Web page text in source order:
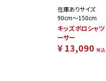
在庫ありサイズ
90cm～150cm
キッズポロシャ
ーサー
¥13,090 税込